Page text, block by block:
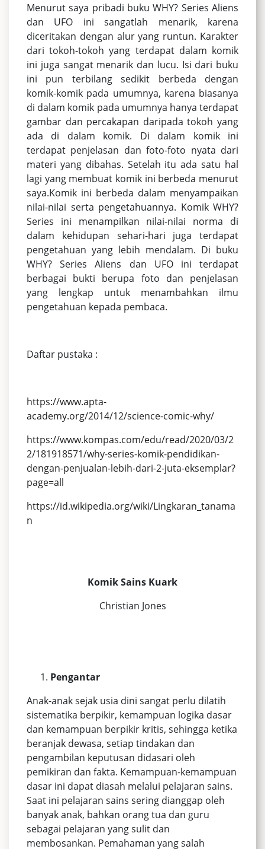
Menurut saya pribadi buku WHY? Series Aliens
dan UFO ini sangatlah menarik, karena
diceritakan dengan alur yang runtun. Karakter
dari tokoh-tokoh yang terdapat dalam komik
ini juga sangat menarik dan lucu. Isi dari buku
ini pun terbilang sedikit berbeda dengan
komik-komik pada umumnya, karena biasanya
di dalam komik pada umumnya hanya terdapat
gambar dan percakapan daripada tokoh yang
ada di dalam komik. Di dalam komik ini
terdapat penjelasan dan foto-foto nyata dari
materi yang dibahas. Setelah itu ada satu hal
lagi yang membuat komik ini berbeda menurut
saya.Komik ini berbeda dalam menyampaikan
nilai-nilai serta pengetahuannya. Komik WHY?
Series ini menampilkan nilai-nilai norma di
dalam kehidupan sehari-hari juga terdapat
pengetahuan yang lebih mendalam. Di buku
WHY? Series Aliens dan UFO ini terdapat
berbagai bukti berupa foto dan penjelasan
yang lengkap untuk menambahkan ilmu
pengetahuan kepada pembaca.
Daftar pustaka :
https://www.apta-
academy.org/2014/12/science-comic-why/
https://www.kompas.com/edu/read/2020/03/2
2/181918571/why-series-komik-pendidikan-
dengan-penjualan-lebih-dari-2-juta-eksemplar?
page=all
https://id.wikipedia.org/wiki/Lingkaran_tanama
n
Komik Sains Kuark
Christian Jones
Pengantar
Anak-anak sejak usia dini sangat perlu dilatih
sistematika berpikir, kemampuan logika dasar
dan kemampuan berpikir kritis, sehingga ketika
beranjak dewasa, setiap tindakan dan
pengambilan keputusan didasari oleh
pemikiran dan fakta. Kemampuan-kemampuan
dasar ini dapat diasah melalui pelajaran sains.
Saat ini pelajaran sains sering dianggap oleh
banyak anak, bahkan orang tua dan guru
sebagai pelajaran yang sulit dan
membosankan. Pemahaman yang salah